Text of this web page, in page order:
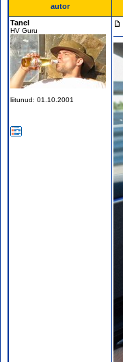
autor
Tanel
HV Guru
liitunud: 01.10.2001